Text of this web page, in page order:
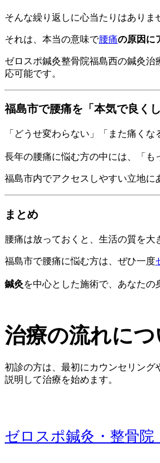
そんな繰り返しに心当たりはありま
それは、本当の意味で腰痛の原因に
ゼロスポ鍼灸整骨院福島西の鍼灸
応可能です。
福島市で腰痛を「本気で良く
「どうせ変わらない」「また痛くな
長年の腰痛に悩む方の中には、「も
福島市内でアクセスしやすい立地
まとめ
腰痛は放っておくと、生活の質を大
福島市で腰痛に悩む方は、ぜひ一度
鍼灸を中心とした施術で、あなたの
治療の流れにつ
初診の方は、最初にカウンセリン
説明して治療を始めます。
ゼロスポ鍼灸・整骨